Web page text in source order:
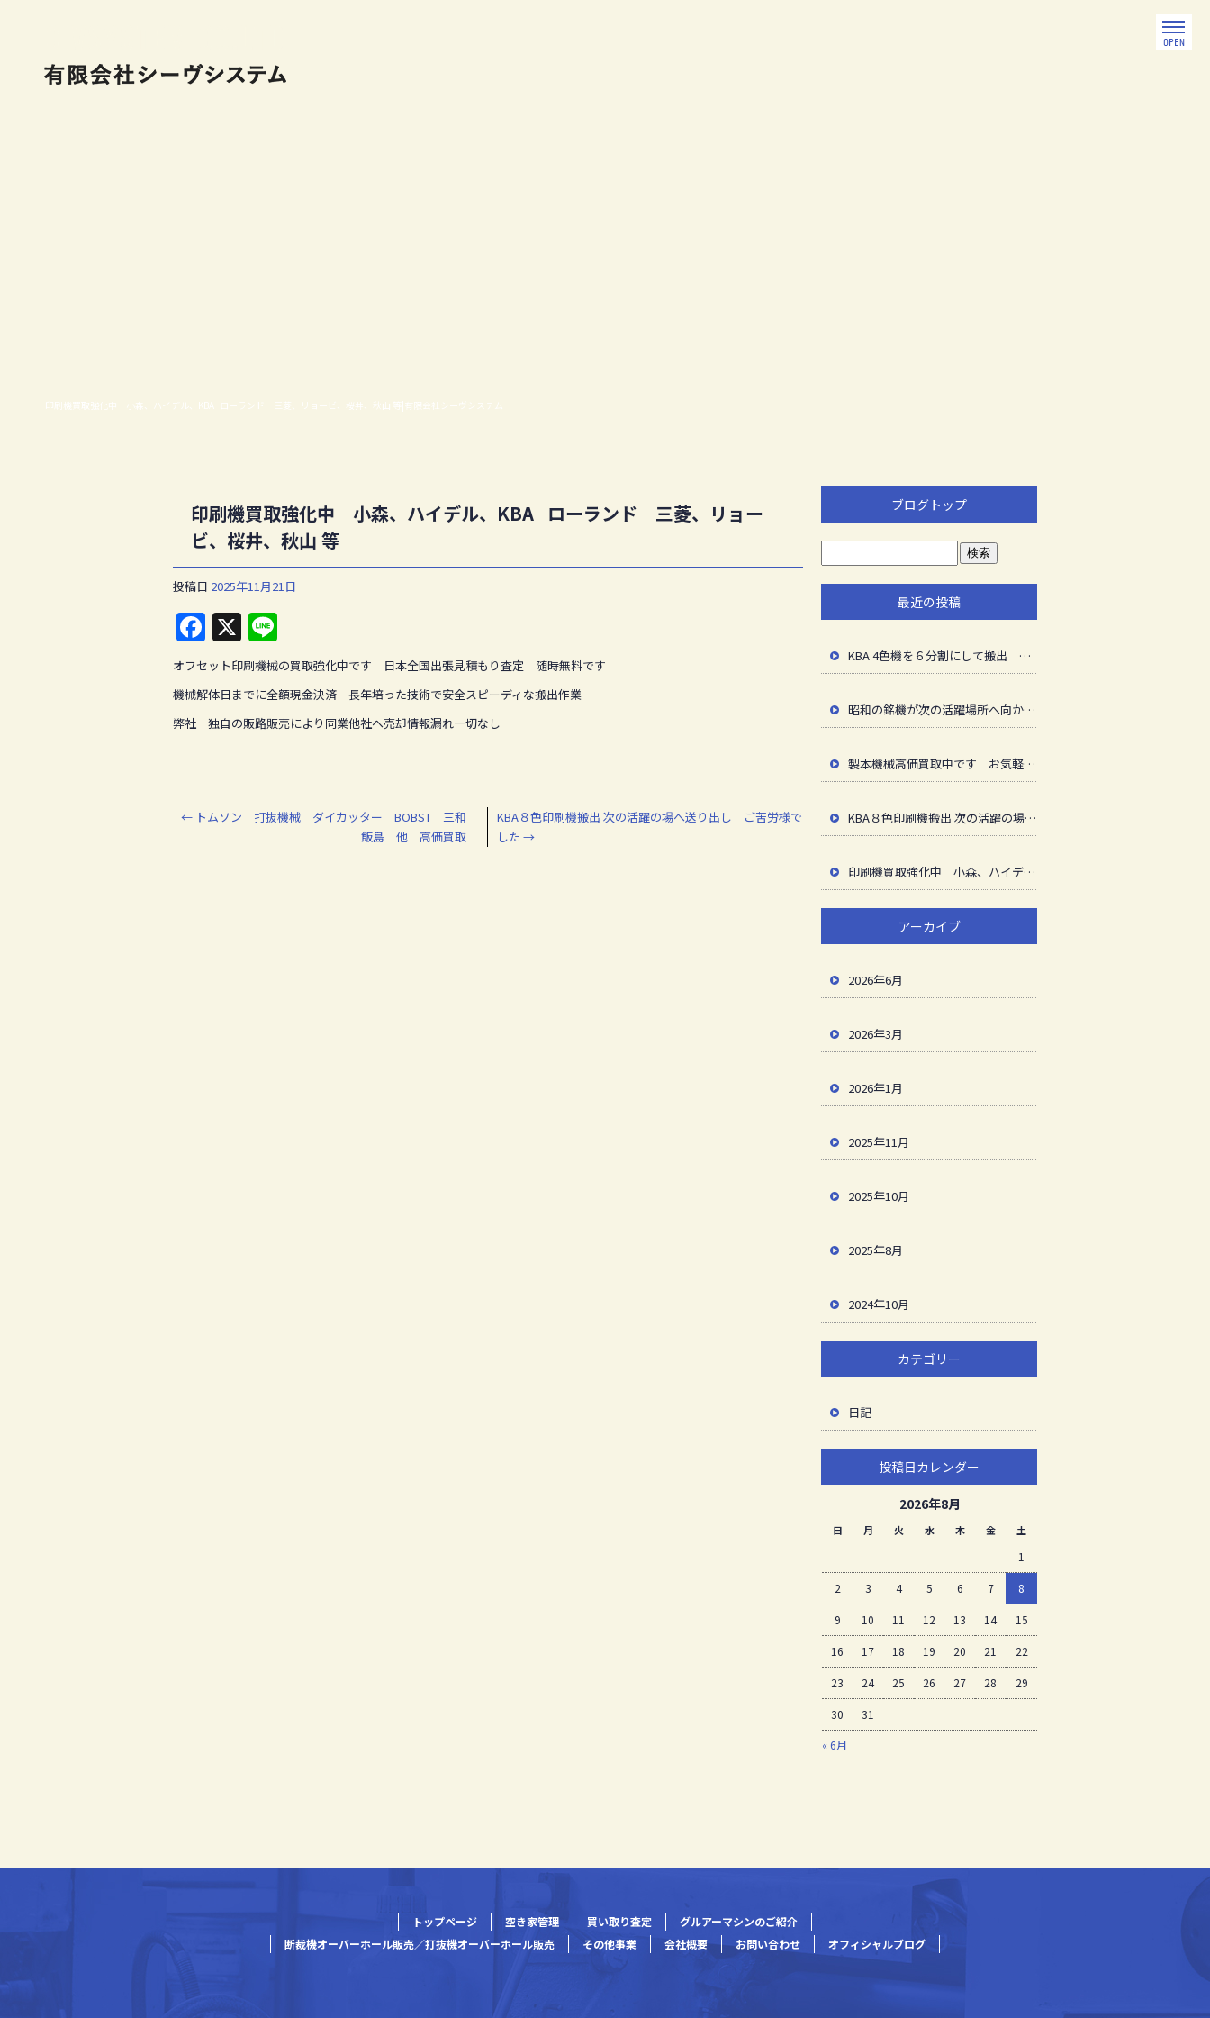
印刷機買取強化中 小森、ハイデル、KBA ローランド 三菱、リョービ、桜井、秋山 等|有限会社シーヴシステム
印刷機買取強化中 小森、ハイデル、KBA ローランド 三菱、リョー
ビ、桜井、秋山 等
投稿日 2025年11月21日
F
a
c
e
b
k
X
n
e
オフセット印刷機械の買取強化中です 日本全国出張見積もり査定 随時無料です
機械解体日までに全額現金決済 長年培った技術で安全スピーディな搬出作業
弊社 独自の販路販売により同業他社へ売却情報漏れ一切なし
← トムソン 打抜機械 ダイカッター BOBST 三和
飯島 他 高価買取
KBA８色印刷機搬出 次の活躍の場へ送り出し ご苦労様で
した →
ブログトップ
最近の投稿
KBA 4色機を６分割にして搬出 次の活躍の場へ送り出し ご苦労様でした
昭和の銘機が次の活躍場所へ向かいます ご苦労様でした
製本機械高価買取中です お気軽にご相談ください
KBA８色印刷機搬出 次の活躍の場へ送り出し ご苦労様でした
印刷機買取強化中 小森、ハイデル、KBA ローランド 三菱、リョービ、桜井、秋山 等
アーカイブ
2026年6月
2026年3月
2026年1月
2025年11月
2025年10月
2025年8月
2024年10月
カテゴリー
日記
投稿日カレンダー
2026年8月
日 月 火 水 木 金 土
« 6月
1
2 3 4 5 6 7 8
9 10 11 12 13 14 15
16 17 18 19 20 21 22
23 24 25 26 27 28 29
30 31
トップページ 空き家管理 買い取り査定
グルアーマシンのご紹介
断裁機オーバーホール販売／打抜機オーバーホール販売
その他事業 会社概要 お問い合わせ オフィシャルブログ